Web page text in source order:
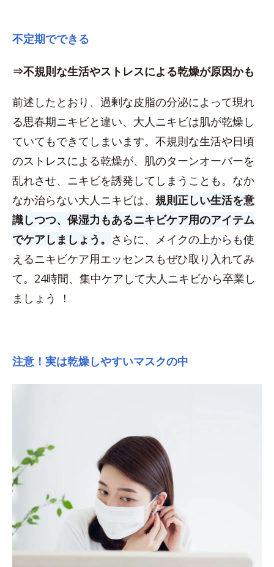
不定期でできる
⇒不規則な生活やストレスによる乾燥が原因かも
前述したとおり、過剰な皮脂の分泌によって現れ
る思春期ニキビと違い、大人ニキビは肌が乾燥し
ていてもできてしまいます。不規則な生活や日頃
のストレスによる乾燥が、肌のターンオーバーを
乱れさせ、ニキビを誘発してしまうことも。なか
なか治らない大人ニキビは、 規則正しい生活を意
識しつつ、保湿力もあるニキビケア用のアイテム
でケアしましょう。 さらに、メイクの上からも使
えるニキビケア用エッセンスもぜひ取り入れてみ
て。24時間、集中ケアして大人ニキビから卒業し
ましょう ！
注意！実は乾燥しやすいマスクの中